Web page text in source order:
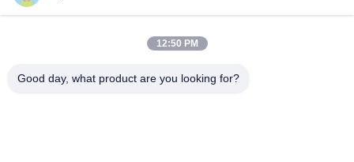
Spezialisiert auf industrielles Telefon und Ersatzteile seit 2005.
2. Fabrik von 15000 Quadratmetern und von Personal 90.
hydraulische Maschinen, sterben Gießanlagen,
Spritzenmaschine, Stanzmaschine, Frequenzganginstrument etc.
12:50 PM
Good day, what product are you looking for?